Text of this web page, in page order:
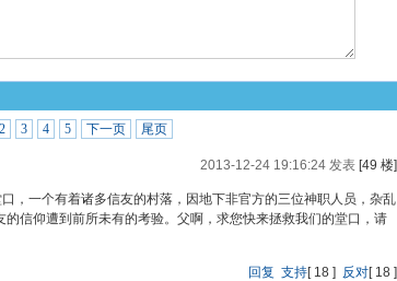
2 3 4 5 下一页 尾页
2013-12-24 19:16:24 发表[49 楼]
，一个有着诸多信友的村落，因地下非官方的三位神职人员，杂乱
的信仰遭到前所未有的考验。父啊，求您快来拯救我们的堂口，请
回复 支持[18 ] 反对[18 ]